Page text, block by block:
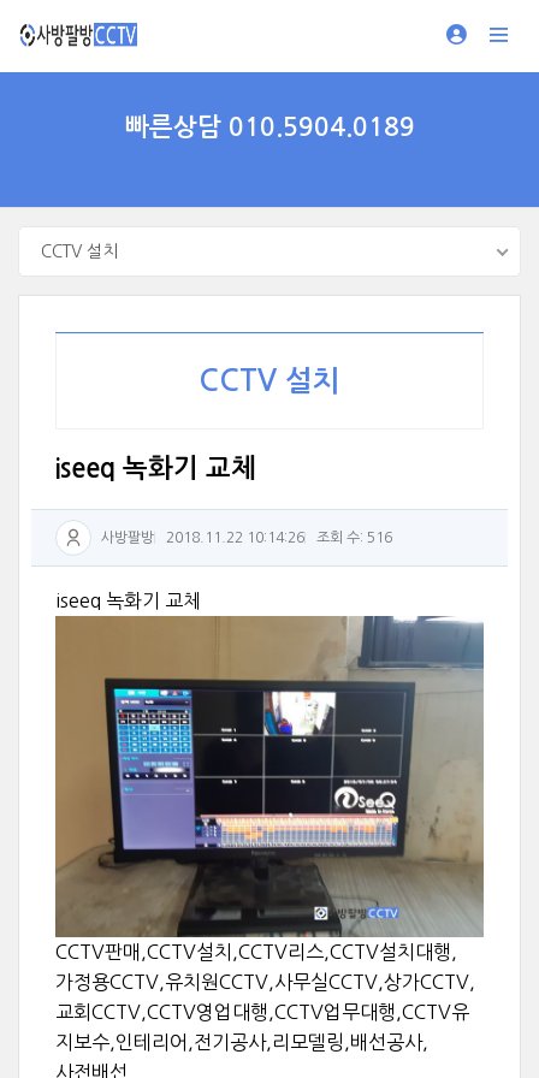
빠른상담 010.5904.0189
CCTV 설치
CCTV 설치
iseeq 녹화기 교체
사방팔방 2018.11.22 10:14:26 조회 수: 516
iseeq 녹화기 교체
CCTV판매,CCTV설치,CCTV리스,CCTV설치대행,
가정용CCTV,유치원CCTV,사무실CCTV,상가CCTV,
교회CCTV,CCTV영업대행,CCTV업무대행,CCTV유
지보수,인테리어,전기공사,리모델링,배선공사,
사전배선